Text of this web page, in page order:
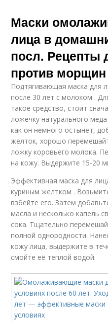
Маска для пористой
кожи
Компрессионная
маска
Маски
лица в
посл. Рецепты
против морщин
Подтягивающая маска для
после 30 лет с молоком .
такое средство, стоит
ложечку натурального
как он немного остынет,
желток, хорошо
ложку коровьего молока.
на кожу. Выдержите 15-20
Эффективная маска для
куриным желтком .
взбейте его. Затем
масла и несколько капель
сока. Тщательно
полной однородности.
кожу лица, выдержите в
смойте её теплой водой.